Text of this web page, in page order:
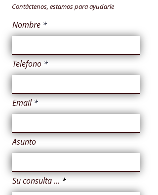
Contáctenos, estamos para ayudarle
Nombre
Telefono
Email
Asunto
Su consulta ...